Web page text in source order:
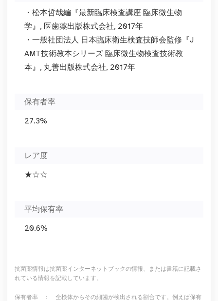
・松本哲哉編『最新臨床検査講座 臨床微生物
学』, 医歯薬出版株式会社, 2017年
・一般社団法人 日本臨床衛生検査技師会監修『J
AMT技術教本シリーズ 臨床微生物検査技術教
本』, 丸善出版株式会社, 2017年
保有者率
27.3%
レア度
★☆☆
平均保有率
20.6%
抗菌薬情報は抗菌薬インターネットブックの情報、または書籍に記載さ
れている情報を記載しています。
保有者率 ： 全検体からその細菌が検出される割合です。例えば保有